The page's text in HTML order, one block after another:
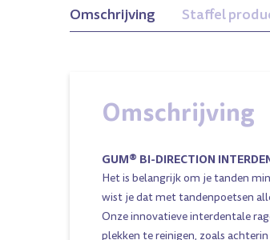
Omschrijving Staffel
Omschrijving
GUM® BI-DIRECTION
Het is belangrijk om je tanden
wist je dat met tandenpoetsen
Onze innovatieve interdentale
plekken te reinigen, zoals